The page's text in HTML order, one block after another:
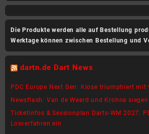
Die Produkte werden alle auf Bestellung
Werktage können zwischen Bestellung und
dartn.de Dart News
PDC Europe Next Gen: Klose triumphiert mit
Newsflash: Van de Weerd und Krohne
Ticketinfos & Sessionplan Darts-WM 2027:
Losverfahren ein